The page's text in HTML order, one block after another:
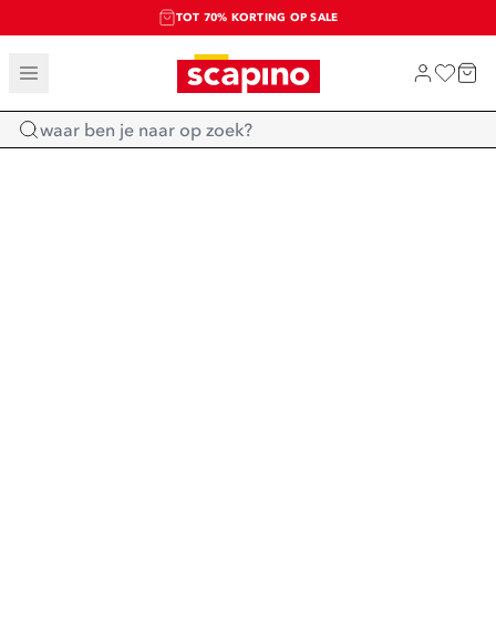
TOT 70% KORTING OP SALE
SALE: LAATSTE KANS!
SHOP NIEUW
Home